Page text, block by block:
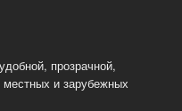
прозрачной,
и зарубежных